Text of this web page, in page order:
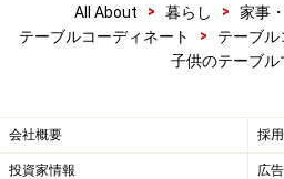
All About > 暮らし > 家事
テーブルコーディネート
> テーブ
子供のテーブル
会社概要 採
投資家情報 広